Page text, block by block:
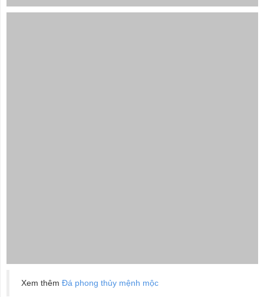
Xem thêm Đá phong thủy mệnh mộc